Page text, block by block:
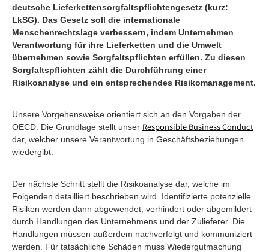
deutsche Lieferkettensorgfaltspflichtengesetz (kurz:
LkSG). Das Gesetz soll die internationale
Menschenrechtslage verbessern, indem Unternehmen
Verantwortung für ihre Lieferketten und die Umwelt
übernehmen sowie Sorgfaltspflichten erfüllen. Zu diesen
Sorgfaltspflichten zählt die Durchführung einer
Risikoanalyse und ein entsprechendes Risikomanagement.
Unsere Vorgehensweise orientiert sich an den Vorgaben der
OECD. Die Grundlage stellt unser Responsible Business Conduct
dar, welcher unsere Verantwortung in Geschäftsbeziehungen
wiedergibt.
Der nächste Schritt stellt die Risikoanalyse dar, welche im
Folgenden detailliert beschrieben wird. Identifizierte potenzielle
Risiken werden dann abgewendet, verhindert oder abgemildert
durch Handlungen des Unternehmens und der Zulieferer. Die
Handlungen müssen außerdem nachverfolgt und kommuniziert
werden. Für tatsächliche Schäden muss Wiedergutmachung